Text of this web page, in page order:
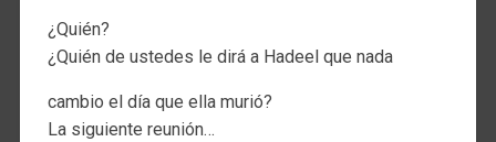
¿Quién?
¿Quién de ustedes le dirá a Hadeel que nada
cambio el día que ella murió?
La siguiente reunión…